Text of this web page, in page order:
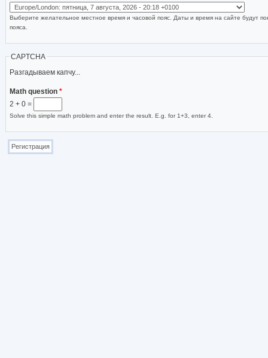
Выберите желательное местное время и часовой пояс. Даты и время на сайте будут
пояса.
CAPTCHA
Разгадываем капчу...
Math question *
2 + 0 =
Solve this simple math problem and enter the result. E.g. for 1+3, enter 4.